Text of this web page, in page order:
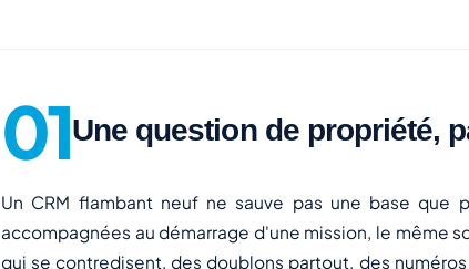
Une question de propriété,
Un CRM flambant neuf ne sauve pas une base que
accompagnées au démarrage d'une mission, le même
qui se contredisent, des doublons partout, des